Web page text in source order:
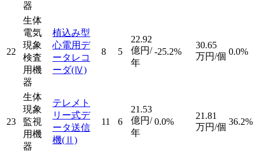
器
22
生体
電気
現象
検査
用機
器
植込み型
心電用デ
ータレコ
ーダ(Ⅳ)
8 5
22.92
億円/
年
-25.2%
30.65
万円/個 0.0%
23
生体
現象
監視
用機
器
テレメト
リー式デ
ータ送信
機(Ⅱ)
11 6
21.53
億円/
年
0.0%
21.81
万円/個
36.2%